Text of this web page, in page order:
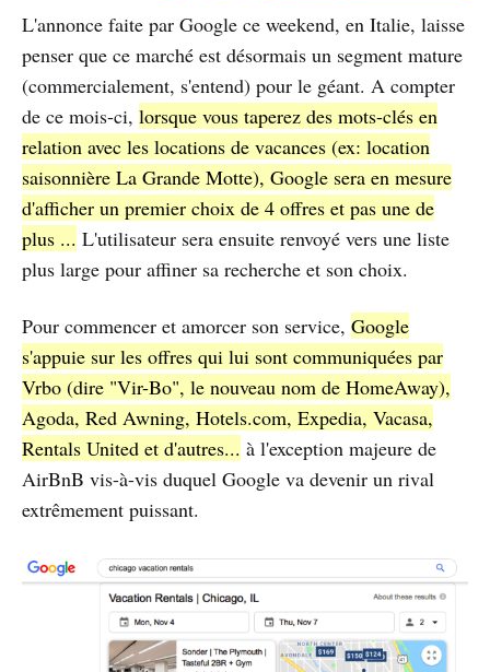
L'annonce faite par Google ce weekend, en Italie, laisse
penser que ce marché est désormais un segment mature
(commercialement, s'entend) pour le géant. A compter
de ce mois-ci, lorsque vous taperez des mots-clés en
relation avec les locations de vacances (ex: location
saisonnière La Grande Motte), Google sera en mesure
d'afficher un premier choix de 4 offres et pas une de
plus ... L'utilisateur sera ensuite renvoyé vers une liste
plus large pour affiner sa recherche et son choix.
Pour commencer et amorcer son service, Google
s'appuie sur les offres qui lui sont communiquées par
Vrbo (dire "Vir-Bo", le nouveau nom de HomeAway),
Agoda, Red Awning, Hotels.com, Expedia, Vacasa,
Rentals United et d'autres... à l'exception majeure de
AirBnB vis-à-vis duquel Google va devenir un rival
extrêmement puissant.